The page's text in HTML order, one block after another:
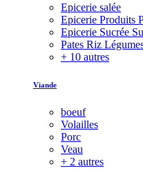
Epicerie salée
Epicerie Produits
Epicerie Sucrée
Pates Riz
+ 10 autres
Viande
boeuf
Volailles
Porc
Veau
+ 2 autres